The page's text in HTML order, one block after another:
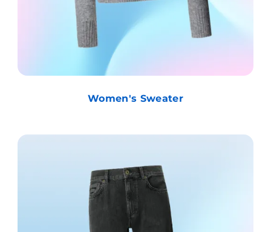
Women's Sweater